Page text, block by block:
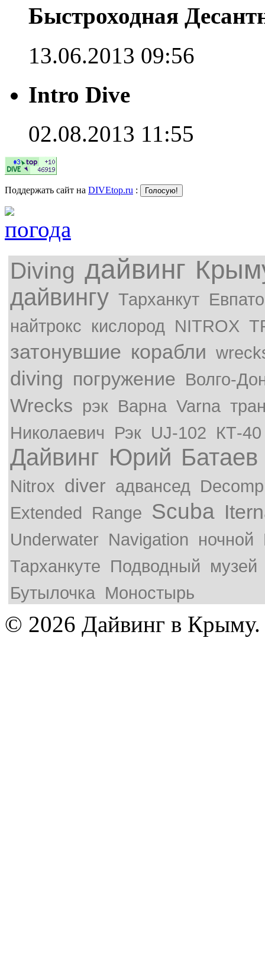
Быстроходная
13.06.2013 09:56
Intro Dive
02.08.2013 11:55
Поддержать сайт на DIVEtop.ru :
Diving дайвинг
дайвингу Тарханкут
найтрокс кислород NITROX
затонувшие корабли
diving погружение Волго-
Wrecks рэк Варна Varna
Николаевич
Рэк UJ-102 КТ-40
Дайвинг Юрий Батаев
Nitrox diver адвансед
Extended
Range Scuba
Underwater Navigation ночной
Тарханкуте Подводный
музей
Бутылочка Моностырь
© 2026 Дайвинг в